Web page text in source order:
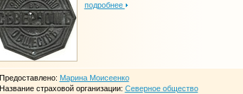
подробнее
Предоставлено: Марина Моисеенко
Название страховой организации: Северное общество